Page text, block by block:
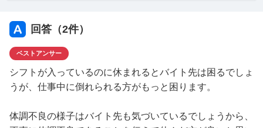
回答（2件）
ベストアンサー
シフトが入っているのに休まれるとバイト先は困るでしょ
うが、仕事中に倒れられる方がもっと困ります。
体調不良の様子はバイト先も気づいているでしょうから、